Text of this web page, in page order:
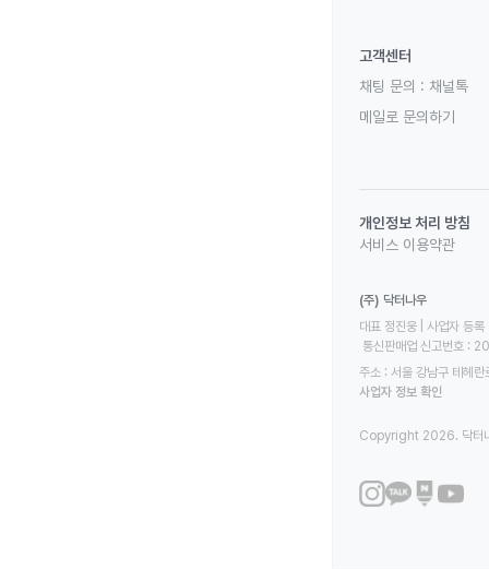
고객센터
채팅 문의 : 채널톡
메일로 문의하기
개인정보 처리 방침
서비스 이용약관
(주) 닥터나우
대표 정진웅 | 사업자
통신판매업 신고번호
주소 : 서울 강남구 테헤
사업자 정보 확인
Copyright 2026. 닥터